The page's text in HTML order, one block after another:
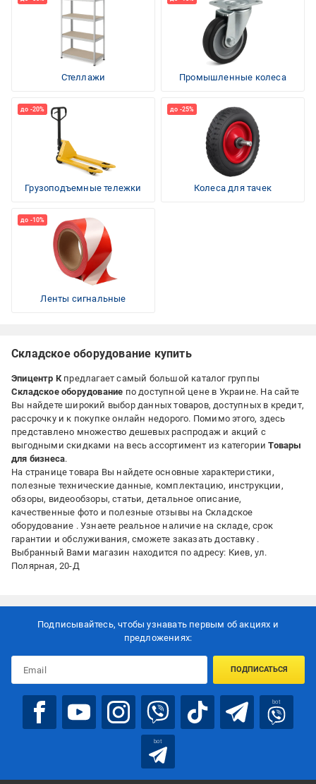
Стеллажи Промышленные колеса
Грузоподъемные тележки Колеса для тачек
Ленты сигнальные
Складское оборудование купить
Эпицентр Кпредлагает самый большой каталог группы
Складское оборудование по доступной цене в Украине. На сайте
Вы найдете широкий выбор данных товаров, доступных в кредит,
рассрочку и к покупке онлайн недорого. Помимо этого, здесь
представлено множество дешевых распродаж и акций с
выгодными скидками на весь ассортимент из категорииТовары
для бизнеса.
На странице товара Вы найдете основные характеристики,
полезные технические данные, комплектацию, инструкции,
обзоры, видеообзоры, статьи, детальное описание,
качественные фото и полезные отзывы на Складское
оборудование . Узнаете реальное наличие на складе, срок
гарантии и обслуживания, сможете заказать доставку .
Выбранный Вами магазин находится по адресу: Киев, ул.
Полярная, 20-Д
Подписывайтесь, чтобы узнавать первым об акцияx и
предложениях:
ПОДПИСАТЬСЯ
bot
bot